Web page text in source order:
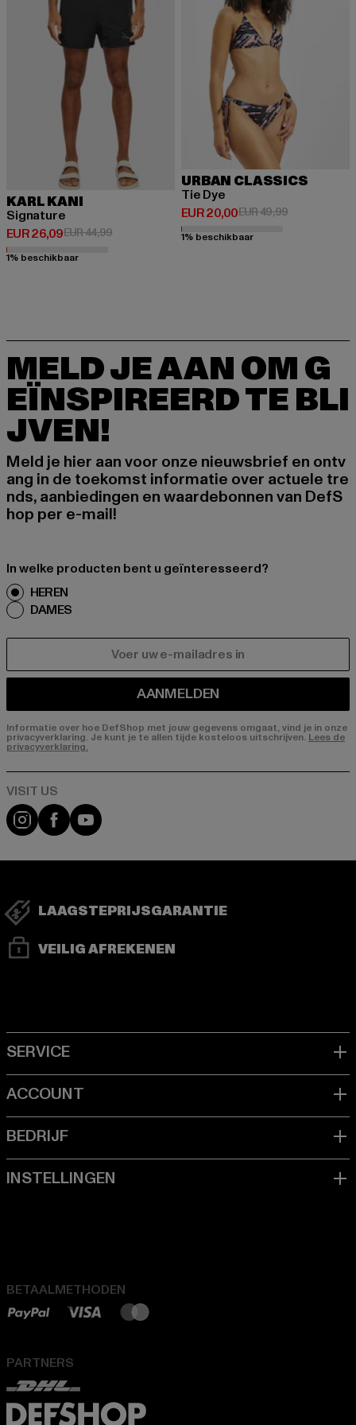
KARL KANI
Signature
EUR 26,09
Huidige prijs: EUR 26,09
EUR 44,99Actieprijs: EUR 44,99
1% beschikbaar
URBAN CLASSICS
Tie Dye
EUR 20,00
Huidige prijs: EUR 20,00
EUR 49,99Actieprijs:
1% beschikbaar
MELD JE AAN OM G
EÏNSPIREERD TE BLI
JVEN!
Meld je hier aan voor onze nieuwsbrief en ontv
ang in de toekomst informatie over actuele tre
nds, aanbiedingen en waardebonnen van DefS
hop per e-mail!
In welke producten bent u geïnteresseerd?
HEREN
DAMES
AANMELDEN
Informatie over hoe DefShop met jouw gegevens omgaat, vind je in onze
privacyverklaring. Je kunt je te allen tijde kosteloos uitschrijven. Lees de
privacyverklaring.
Visit our Instagram page:
Visit our Facebook page:
Visit our YouTube channel:
LAAGSTEPRIJSGARANTIE
VEILIG AFREKENEN
BETAALMETHODEN
PARTNERS